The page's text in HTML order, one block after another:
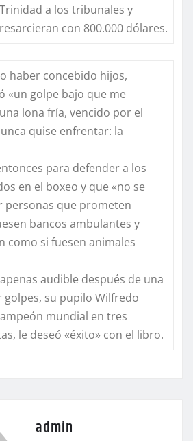
a los tribunales y
con 800.000 dólares.
haber concebido hijos,
«un golpe bajo que me
lona fría, vencido por el
quise enfrentar: la
para defender a los
en el boxeo y que «no se
personas que prometen
bancos ambulantes y
como si fuesen animales
audible después de una
su pupilo Wilfredo
mundial en tres
le deseó «éxito» con el libro.
admin